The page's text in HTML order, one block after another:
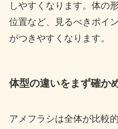
しやすくなります。体の
位置など、見るべきポイ
がつきやすくなります。
体型の違いをまず確か
アメフラシは全体が比較